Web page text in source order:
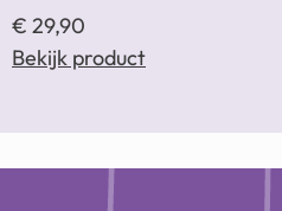
€ 29,90
Bekijk product